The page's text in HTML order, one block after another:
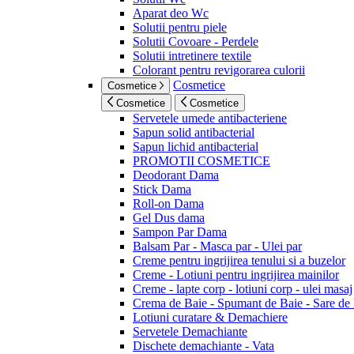
Aparat deo Wc
Solutii pentru piele
Solutii Covoare - Perdele
Solutii intretinere textile
Colorant pentru revigorarea culorii
Cosmetice Cosmetice
Cosmetice Cosmetice
Servetele umede antibacteriene
Sapun solid antibacterial
Sapun lichid antibacterial
PROMOTII COSMETICE
Deodorant Dama
Stick Dama
Roll-on Dama
Gel Dus dama
Sampon Par Dama
Balsam Par - Masca par - Ulei par
Creme pentru ingrijirea tenului si a buzelor
Creme - Lotiuni pentru ingrijirea mainilor
Creme - lapte corp - lotiuni corp - ulei masaj
Crema de Baie - Spumant de Baie - Sare de
Lotiuni curatare & Demachiere
Servetele Demachiante
Dischete demachiante - Vata